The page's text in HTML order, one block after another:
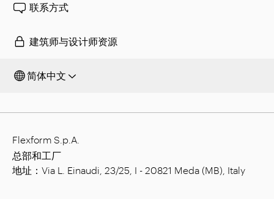
联系方式
建筑师与设计师资源
简体中文
Flexform S.p.A.
总部和工厂
地址：Via L. Einaudi, 23/25, I - 20821 Meda (MB), Italy